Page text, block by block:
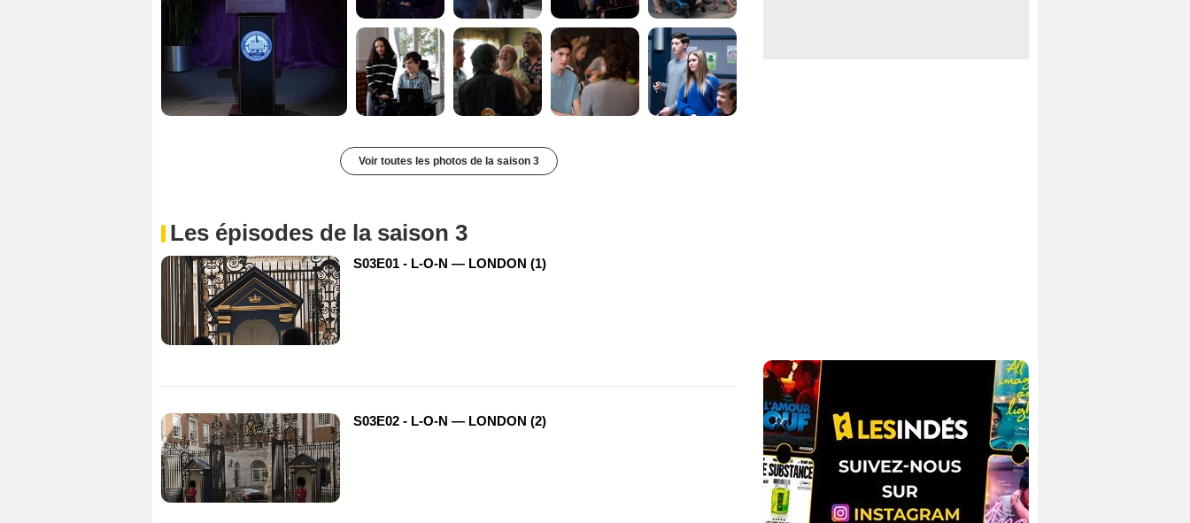
Voir toutes les photos de la saison 3
Les épisodes de la saison 3
S03E01 - L-O-N — LONDON (1)
S03E02 - L-O-N — LONDON (2)